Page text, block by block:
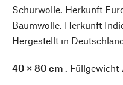
Schurwolle. Herkunft
Baumwolle. Herkunft
Hergestellt in
40 × 80 cm . Füllgewicht